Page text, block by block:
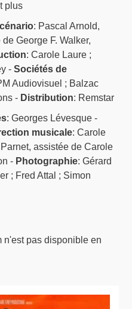
plus
: Pascal Arnold,
George F. Walker,
: Carole Laure ;
-Sociétés de
Audiovisuel ; Balzac
- Distribution: Remstar
: Georges Lévesque -
musicale: Carole
assistée de Carole
- Photographie: Gérard
; Fred Attal ; Simon
n'est pas disponible en